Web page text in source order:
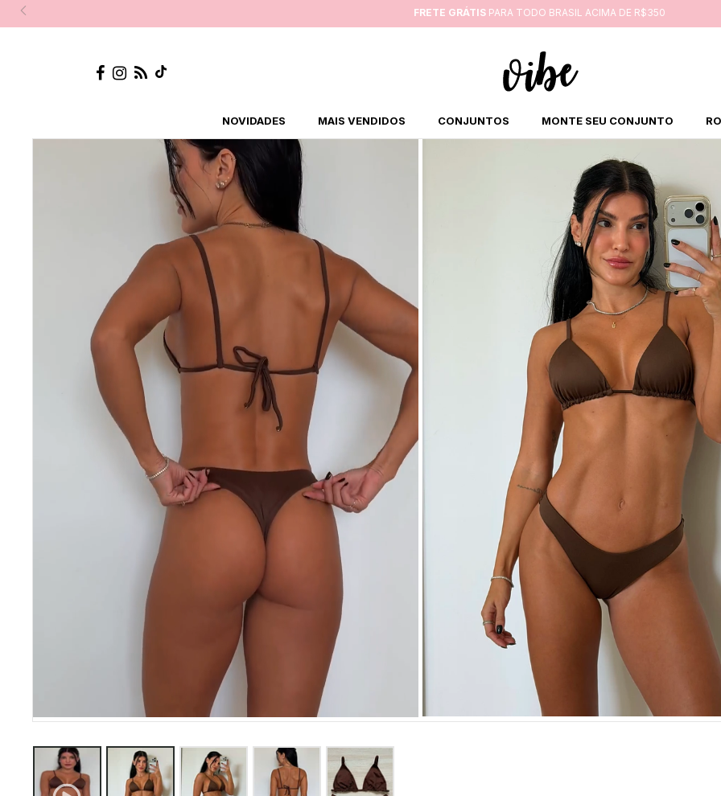
FRETE GRÁTIS PARA TODO BRASIL ACIMA DE R$350
NOVIDADES MAIS VENDIDOS CONJUNTOS MONTE SEU CONJUNTO